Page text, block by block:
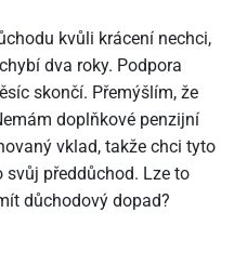
kvůli krácení nechci,
dva roky. Podpora
skončí. Přemýšlím, že
doplňkové penzijní
vklad, takže chci tyto
svůj předdůchod. Lze to
důchodový dopad?